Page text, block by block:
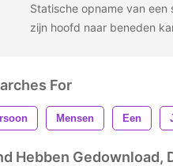
Statische opname van een
zijn hoofd naar beneden
For
Mensen Een
Hebben Gedownload,